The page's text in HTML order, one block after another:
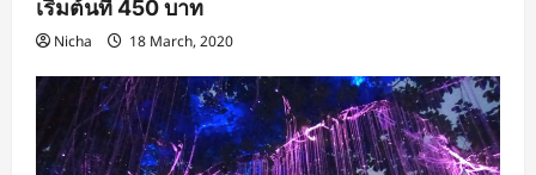
เริ่มต้นที่ 450 บาท
Nicha 18 March, 2020